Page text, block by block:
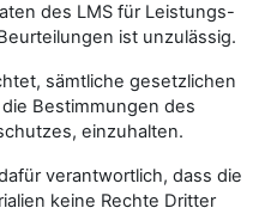
des LMS für Leistungs-
ist unzulässig.
sämtliche gesetzlichen
Bestimmungen des
einzuhalten.
verantwortlich, dass die
keine Rechte Dritter